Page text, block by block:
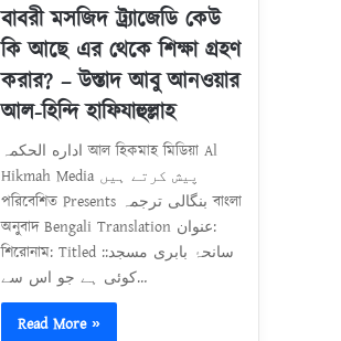
বাবরী মসজিদ ট্র্যাজেডি কেউ
কি আছে এর থেকে শিক্ষা গ্রহণ
করার? – উস্তাদ আবু আনওয়ার
আল-হিন্দি হাফিযাহুল্লাহ
اداره الحکمہ আল হিকমাহ মিডিয়া Al
Hikmah Media پیش کرتے ہیں
পরিবেশিত Presents بنگالی ترجمہ বাংলা
অনুবাদ Bengali Translation عنوان:
শিরোনাম: Titled :سانحۂ بابری مسجد:
کوئی ہے جو اس سے…
Read More »